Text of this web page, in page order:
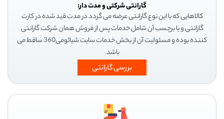
گارانتی شرکتی و مدت دار:
کالاهایی که با این نوع گارانتی عرضه می گردد در مدت قید شده در کارت
گارانتی و یا برچسب آن شامل خدمات پس از فروش همان شرکت گارانتی
کننده بوده و مسئولیت آن از بخش خدمات سایت شیائومی360 ساقط می
باشد.
بررسی گارانتی